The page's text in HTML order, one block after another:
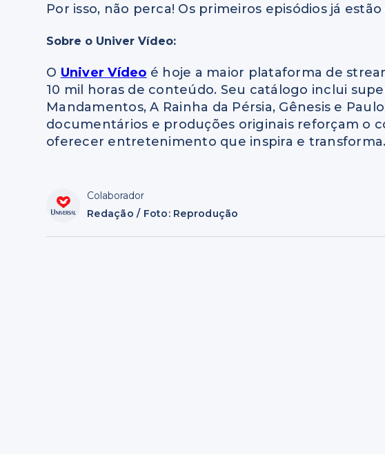
Por isso, não perca! Os primeiros episódios já
Sobre o Univer Vídeo:
O Univer Vídeo é hoje a maior plataforma de
10 mil horas de conteúdo. Seu catálogo inclui
Mandamentos, A Rainha da Pérsia, Gênesis e
documentários e produções originais reforçam o
oferecer entretenimento que inspira e transforma.
Colaborador
Redação / Foto: Reprodução